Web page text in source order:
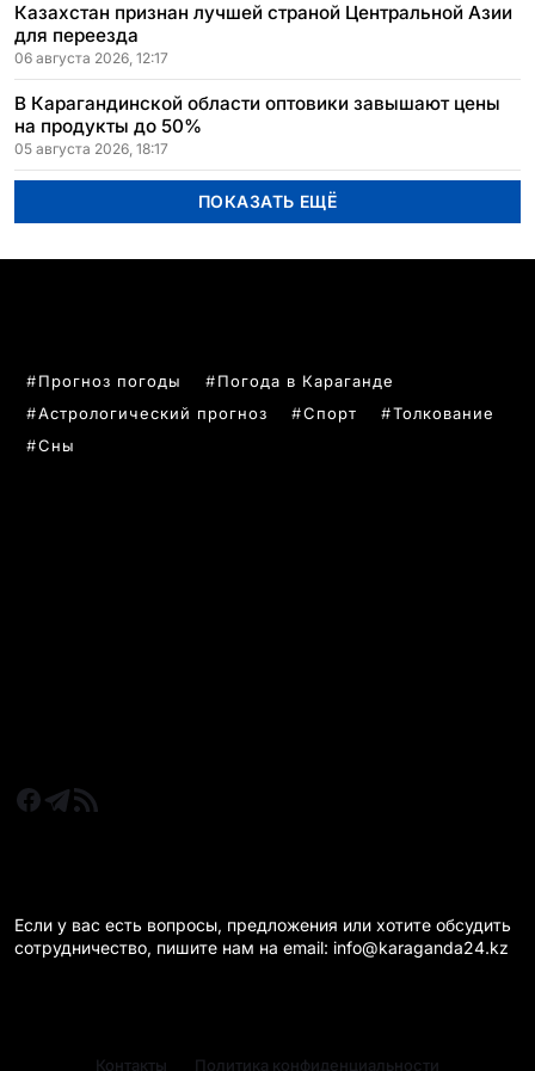
Казахстан признан лучшей страной Центральной Азии
для переезда
06 августа 2026, 12:17
В Карагандинской области оптовики завышают цены
на продукты до 50%
05 августа 2026, 18:17
ПОКАЗАТЬ ЕЩЁ
Прогноз погоды
Погода в Караганде
Астрологический прогноз
Спорт
Толкование
Сны
Если у вас есть вопросы, предложения или хотите обсудить
сотрудничество, пишите нам на email: info@karaganda24.kz
Контакты Политика конфиденциальности